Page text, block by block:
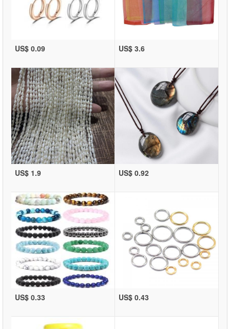
US$ 0.09 US$ 3.6
US$ 1.9 US$ 0.92
US$ 0.33 US$ 0.43